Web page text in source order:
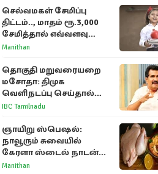
செல்வமகள் சேமிப்பு
திட்டம்.., மாதம் ரூ.3,000
சேமித்தால் எவ்வளவு
கிடைக்கும்?
Manithan
தொகுதி மறுவரையறை
மசோதா: திமுக
வெளிநடப்பு செய்தால்
ஆதரவாகவே கருதப்படும்
IBC Tamilnadu
ஞாயிறு ஸ்பெஷல்:
நாவூரும் சுவையில்
கேரளா ஸ்டைல் நாடன்
சிக்கன் குழம்பு ரெசிபி!
Manithan